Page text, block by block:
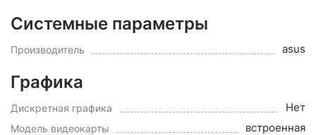
Системные параметры
Производитель asus
Графика
Дискретная графика Нет
Модель видеокарты встроенная